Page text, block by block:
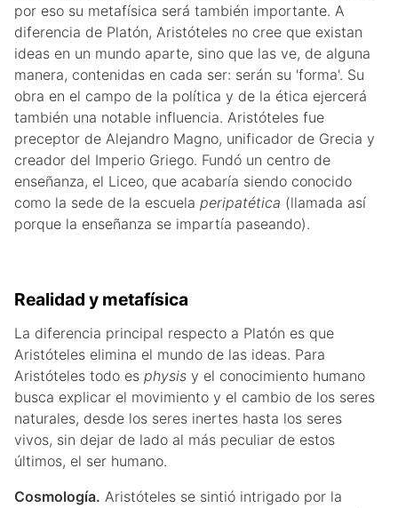
por eso su metafísica será también importante. A
diferencia de Platón, Aristóteles no cree que existan
ideas en un mundo aparte, sino que las ve, de alguna
manera, contenidas en cada ser: serán su 'forma'. Su
obra en el campo de la política y de la ética ejercerá
también una notable influencia. Aristóteles fue
preceptor de Alejandro Magno, unificador de Grecia y
creador del Imperio Griego. Fundó un centro de
enseñanza, el Liceo, que acabaría siendo conocido
como la sede de la escuela peripatética (llamada así
porque la enseñanza se impartía paseando).
Realidad y metafísica
La diferencia principal respecto a Platón es que
Aristóteles elimina el mundo de las ideas. Para
Aristóteles todo es physis y el conocimiento humano
busca explicar el movimiento y el cambio de los seres
naturales, desde los seres inertes hasta los seres
vivos, sin dejar de lado al más peculiar de estos
últimos, el ser humano.
Cosmología. Aristóteles se sintió intrigado por la